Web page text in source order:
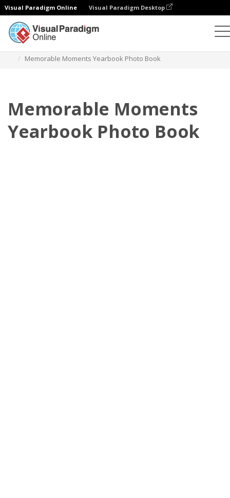
Visual Paradigm Online Visual Paradigm Desktop
Memorable Moments Yearbook Photo Book
Memorable Moments
Yearbook Photo Book